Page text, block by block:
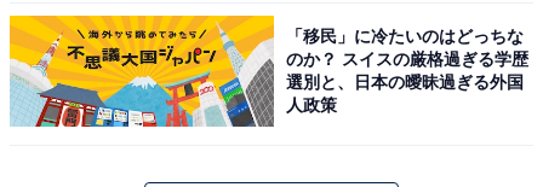
「移民」に冷たいのはどっちな
のか？ スイスの厳格過ぎる学歴
選別と、日本の曖昧過ぎる外国
人政策